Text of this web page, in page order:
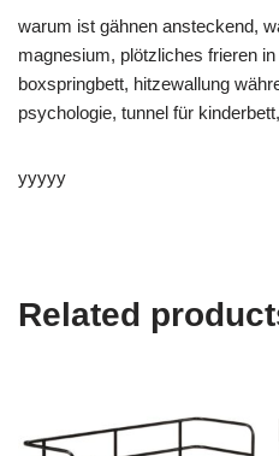
warum ist gähnen ansteckend,
magnesium, plötzliches frieren
boxspringbett, hitzewallung
psychologie, tunnel für
yyyyy
Related